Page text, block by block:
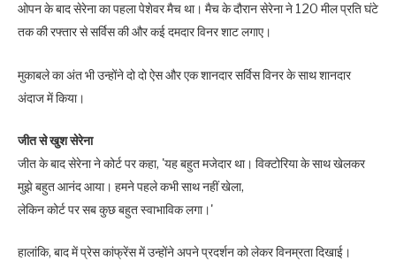
ओपन के बाद सेरेना का पहला पेशेवर मैच था। मैच के दौरान सेरेना ने 120 मील प्रति घंटे
तक की रफ्तार से सर्विस की और कई दमदार विनर शाट लगाए।
मुकाबले का अंत भी उन्होंने दो दो ऐस और एक शानदार सर्विस विनर के साथ शानदार
अंदाज में किया।
जीत से खुश सेरेना
जीत के बाद सेरेना ने कोर्ट पर कहा, 'यह बहुत मजेदार था। विक्टोरिया के साथ खेलकर
मुझे बहुत आनंद आया। हमने पहले कभी साथ नहीं खेला,
लेकिन कोर्ट पर सब कुछ बहुत स्वाभाविक लगा।'
हालांकि, बाद में प्रेस कांफ्रेंस में उन्होंने अपने प्रदर्शन को लेकर विनम्रता दिखाई।